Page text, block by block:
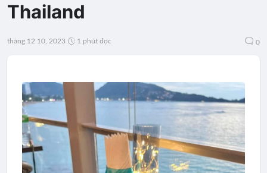
Thailand
tháng 12 10, 2023 1 phút đọc 0